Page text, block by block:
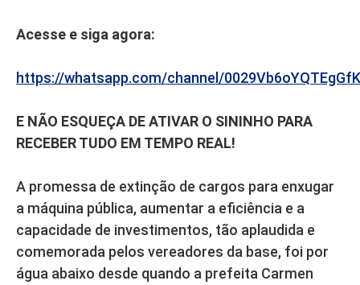
Acesse e siga agora:
https://whatsapp.com/channel/
E NÃO ESQUEÇA DE ATIVAR O SININHO PARA
RECEBER TUDO EM TEMPO REAL!
A promessa de extinção de cargos para enxugar
a máquina pública, aumentar a eficiência e a
capacidade de investimentos, tão aplaudida e
comemorada pelos vereadores da base, foi por
água abaixo desde quando a prefeita Carmen